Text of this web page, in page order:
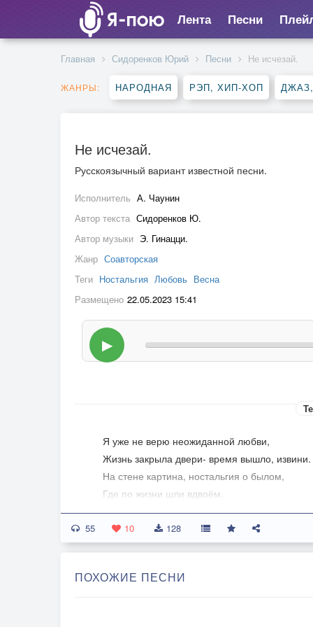
Лента Песни
Главная Сидоренков Юрий Песни Не исчезай.
ЖАНРЫ: НАРОДНАЯ РЭП, ХИП-ХОП
Не исчезай.
Русскоязычный вариант известной песни.
Исполнитель А. Чаунин
Автор текста Сидоренков Ю.
Автор музыки Э. Гинацци.
Жанр Соавторская
Теги Ностальгия Любовь Весна
Размещено 22.05.2023 15:41
▶
Я уже не верю неожиданной любви,
Жизнь закрыла двери- время вышло, извини.
На стене картина, ностальгия о былом,
Где по жизни шли вдвоём.
Я уже не помню сладость встреч без суеты,
В даль умчались кони, беспокойные мечты.
Всё прошло, но сердцу жаль.
55 10 128
ПОХОЖИЕ ПЕСНИ